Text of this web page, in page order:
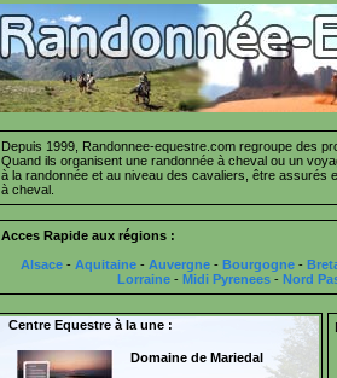
Depuis 1999, Randonnee-equestre.com regroupe des
Quand ils organisent une randonnée à cheval ou un
à la randonnée et au niveau des cavaliers, être assurés
à cheval.
Acces Rapide aux régions :
Alsace - Aquitaine - Auvergne - Bourgogne -
Lorraine- Midi Pyrenees- Nord
Centre Equestre à la une :
Domaine de Mariedal